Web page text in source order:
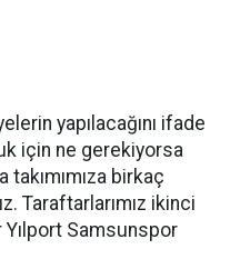
yapılacağını ifade
için ne gerekiyorsa
takımımıza birkaç
Taraftarlarımız ikinci
Yılport Samsunspor